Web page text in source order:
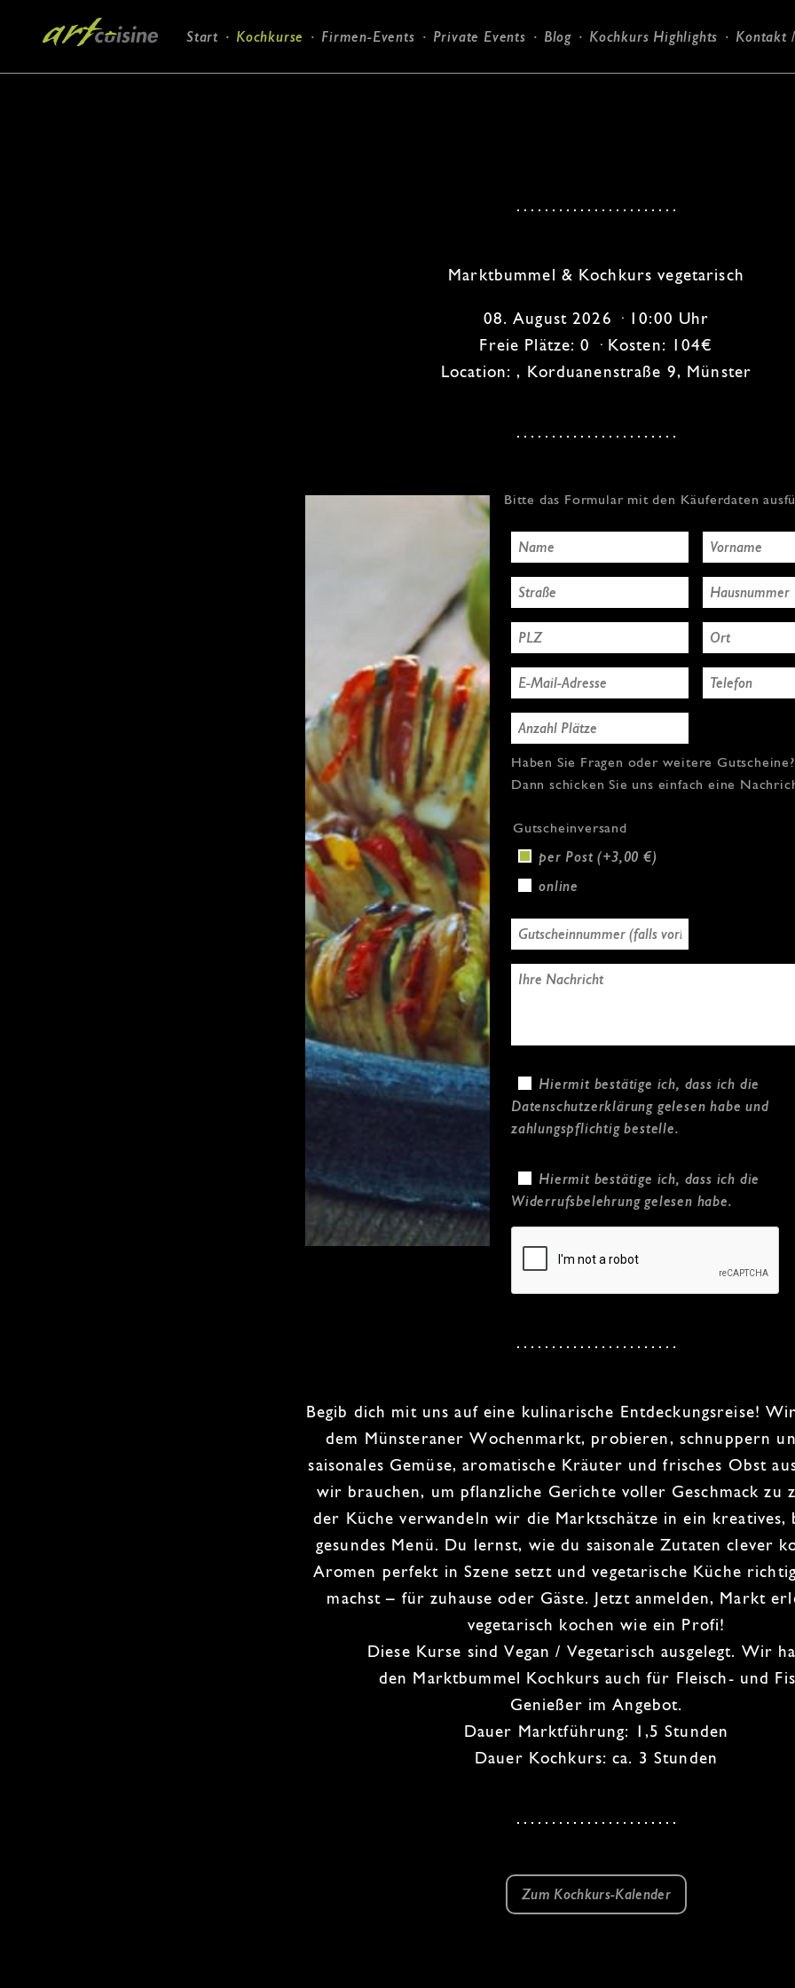
Navigation
Start Kochkurse Firmen-Events Private Events Blog Kochkurs Highlights Kontakt
Marktbummel & Kochkurs vegetarisch
08. August 2026 · 10:00 Uhr
Freie Plätze: 0 · Kosten: 104€
Location: , Korduanenstraße 9, Münster
Bitte das Formular mit den Käuferdaten
Haben Sie Fragen oder weitere Gutscheine?
Dann schicken Sie uns einfach eine
Gutscheinversand
per Post (+3,00 €)
online
Hiermit bestätige ich, dass ich die
Datenschutzerklärung gelesen habe und
zahlungspflichtig bestelle.
Hiermit bestätige ich, dass ich die
Widerrufsbelehrunggelesen habe.
Begib dich mit uns auf eine kulinarische Entdeckungsreise!
dem Münsteraner Wochenmarkt, probieren, schnuppern
saisonales Gemüse, aromatische Kräuter undfrisches Obst
wir brauchen, um pflanzliche Gerichte voller Geschmack zu
der Küche verwandeln wir die Marktschätze in ein kreatives,
gesundes Menü. Du lernst, wie du saisonale Zutaten clever
Aromen perfekt in Szene setzt und vegetarische Küche richtig
machst – für zuhause oder Gäste. Jetzt anmelden, Markt
vegetarisch kochen wie ein Profi!
Diese Kurse sindVegan / Vegetarisch ausgelegt. Wir
den Marktbummel Kochkurs auch für Fleisch- und
Genießer im Angebot.
Dauer Marktführung: 1,5 Stunden
Dauer Kochkurs: ca. 3 Stunden
Zum Kochkurs-Kalender